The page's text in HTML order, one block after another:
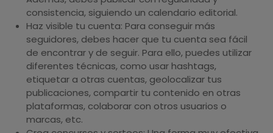
consistencia, siguiendo un calendario editorial.
Haz visible tu cuenta: Para conseguir más
seguidores, debes hacer que tu cuenta sea fácil
de encontrar y de seguir. Para ello, puedes utilizar
diferentes técnicas, como usar hashtags,
etiquetar a otras cuentas, geolocalizar tus
publicaciones, compartir tu contenido en otras
plataformas, colaborar con otros usuarios o
marcas, etc.